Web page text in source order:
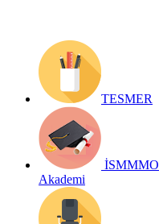
TESMER
İSMMMO
Akademi